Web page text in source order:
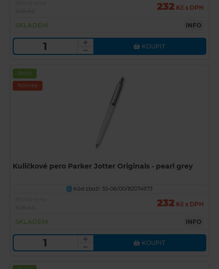
232 Kč s DPH
SKLADEM INFO
KOUPIT
Akční
Novinka
Kuličkové pero Parker Jotter Originals - pearl grey
U
Kód zboží: 55-06/00/82074973
232 Kč s DPH
SKLADEM INFO
KOUPIT